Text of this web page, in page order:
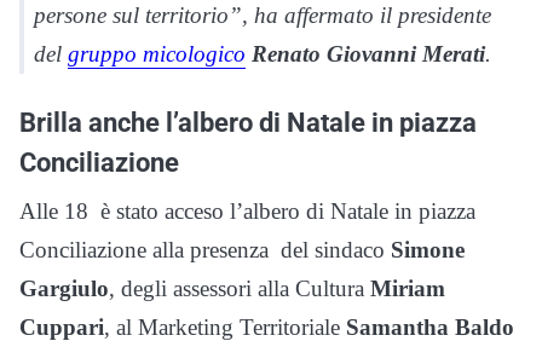
persone sul territorio”, ha affermato il presidente
del gruppo micologico Renato Giovanni Merati.
Brilla anche l’albero di Natale in piazza
Conciliazione
Alle 18 è stato acceso l’albero di Natale in piazza
Conciliazione alla presenza del sindaco Simone
Gargiulo, degli assessori alla Cultura Miriam
Cuppari, al Marketing Territoriale Samantha Baldo